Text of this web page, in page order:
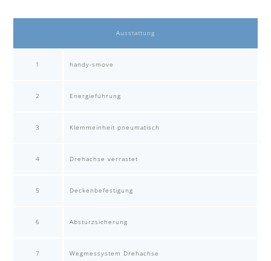
Ausstattung
1 handy-smove
2 Energieführung
3 Klemmeinheit pneumatisch
4 Drehachse verrastet
5 Deckenbefestigung
6 Absturzsicherung
7 Wegmessystem Drehachse